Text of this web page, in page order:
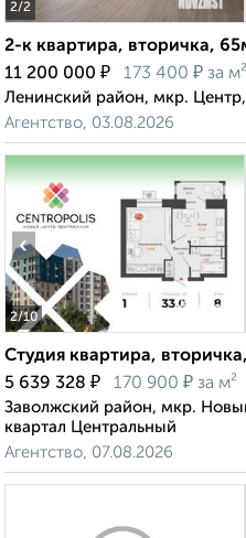
2/2
2-к квартира, вторичка,
11 200 000 ₽ 173 400 ₽ за м²
Ленинский район, мкр.
Агентство, 03.08.2026
2/10
‹
Студия квартира,
5 639 328 ₽ 170 900 ₽ за м²
Заволжский район, мкр.
квартал Центральный
Агентство, 07.08.2026